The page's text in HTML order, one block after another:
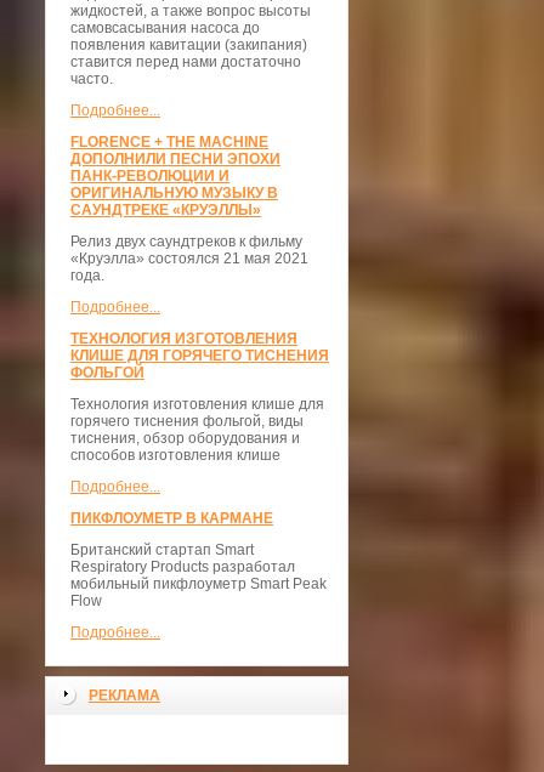
жидкостей, а также вопрос высоты
самовсасывания насоса до
появления кавитации (закипания)
ставится перед нами достаточно
часто.
Подробнее...
FLORENCE + THE MACHINE
ДОПОЛНИЛИ ПЕСНИ ЭПОХИ
ПАНК-РЕВОЛЮЦИИ И
ОРИГИНАЛЬНУЮ МУЗЫКУ В
САУНДТРЕКЕ «КРУЭЛЛЫ»
Релиз двух саундтреков к фильму
«Круэлла» состоялся 21 мая 2021
года.
Подробнее...
ТЕХНОЛОГИЯ ИЗГОТОВЛЕНИЯ
КЛИШЕ ДЛЯ ГОРЯЧЕГО ТИСНЕНИЯ
ФОЛЬГОЙ
Технология изготовления клише для
горячего тиснения фольгой, виды
тиснения, обзор оборудования и
способов изготовления клише
Подробнее...
ПИКФЛОУМЕТР В КАРМАНЕ
Британский стартап Smart
Respiratory Products разработал
мобильный пикфлоуметр Smart Peak
Flow
Подробнее...
РЕКЛАМА